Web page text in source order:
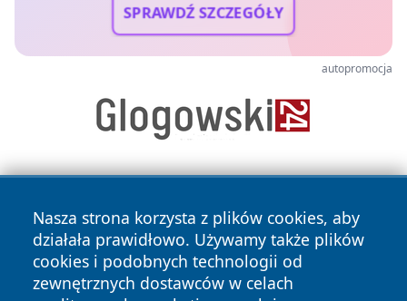
SPRAWDŹ SZCZEGÓŁY
autopromocja
Nasza strona korzysta z plików cookies, aby
działała prawidłowo. Używamy także plików
cookies i podobnych technologii od
zewnętrznych dostawców w celach
Copyright © 2026 zywieconline.pl Wszystkie prawa